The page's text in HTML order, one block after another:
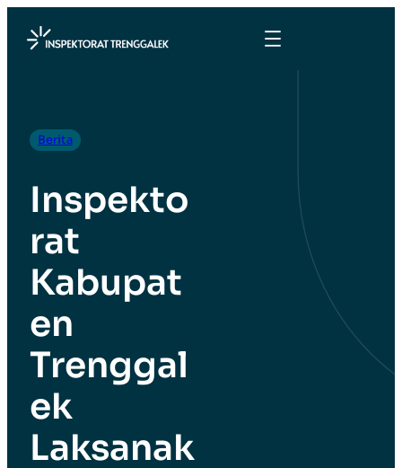
Berita
Inspekto
rat
Kabupat
en
Trenggal
ek
Laksanak